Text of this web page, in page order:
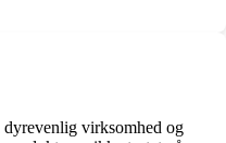
virksomhed og